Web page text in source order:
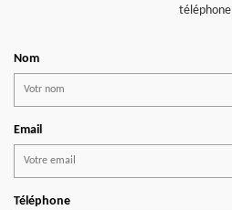
téléphone
Nom
Email
Téléphone